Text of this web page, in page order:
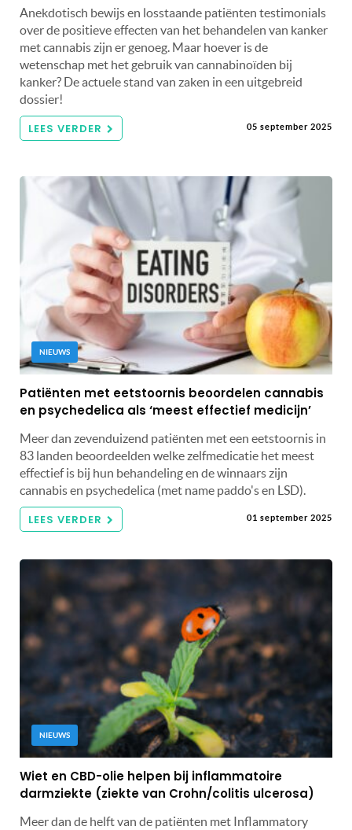
Anekdotisch bewijs en losstaande patiënten testimonials
over de positieve effecten van het behandelen van kanker
met cannabis zijn er genoeg. Maar hoever is de
wetenschap met het gebruik van cannabinoïden bij
kanker? De actuele stand van zaken in een uitgebreid
dossier!
LEES VERDER 05 september 2025
NIEUWS
Patiënten met eetstoornis beoordelen cannabis
en psychedelica als ‘meest effectief medicijn’
Meer dan zevenduizend patiënten met een eetstoornis in
83 landen beoordeelden welke zelfmedicatie het meest
effectief is bij hun behandeling en de winnaars zijn
cannabis en psychedelica (met name paddo's en LSD).
LEES VERDER 01 september 2025
NIEUWS
Wiet en CBD-olie helpen bij inflammatoire
darmziekte (ziekte van Crohn/colitis ulcerosa)
Meer dan de helft van de patiënten met Inflammatory